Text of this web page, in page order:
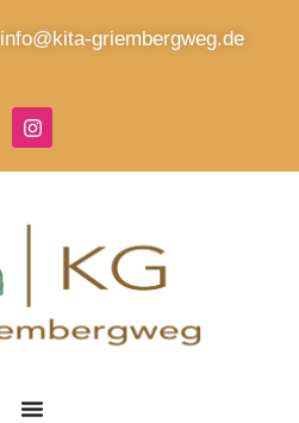
info@kita-griembergweg.de